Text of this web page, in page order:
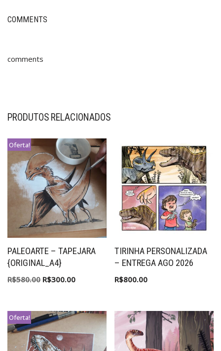
COMMENTS
comments
PRODUTOS RELACIONADOS
Oferta!
PALEOARTE – TAPEJARA
{ORIGINAL_A4}
R$580.00 R$300.00
TIRINHA PERSONALIZADA
– ENTREGA AGO 2026
R$800.00
Oferta!